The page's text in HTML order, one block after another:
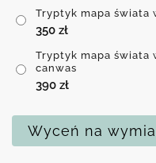
Tryptyk mapa świata
350 zł
Tryptyk mapa świata
canwas
390 zł
Wyceń na